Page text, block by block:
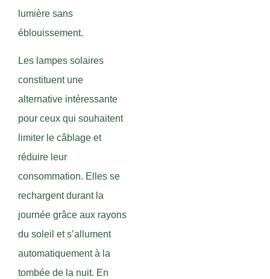
lumière sans
éblouissement.
Les lampes solaires
constituent une
alternative intéressante
pour ceux qui souhaitent
limiter le câblage et
réduire leur
consommation. Elles se
rechargent durant la
journée grâce aux rayons
du soleil et s’allument
automatiquement à la
tombée de la nuit. En